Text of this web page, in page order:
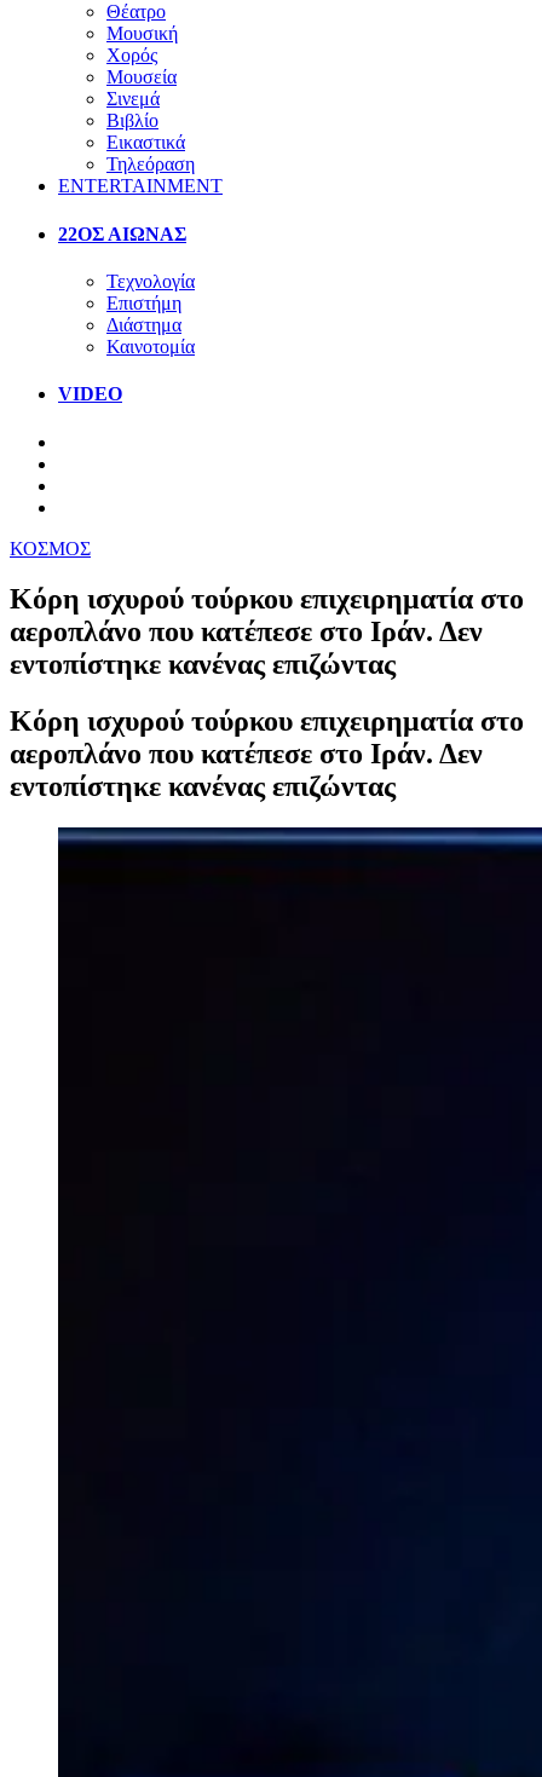
Θέατρο
Μουσική
Χορός
Μουσεία
Σινεμά
Βιβλίο
Εικαστικά
Τηλεόραση
ENTERTAINMENT
22ΟΣ ΑΙΩΝΑΣ
Τεχνολογία
Επιστήμη
Διάστημα
Καινοτομία
VIDEO
ΚΟΣΜΟΣ
Κόρη ισχυρού τούρκου επιχειρηματία στο
αεροπλάνο που κατέπεσε στο Ιράν. Δεν
εντοπίστηκε κανένας επιζώντας
Κόρη ισχυρού τούρκου επιχειρηματία στο
αεροπλάνο που κατέπεσε στο Ιράν. Δεν
εντοπίστηκε κανένας επιζώντας